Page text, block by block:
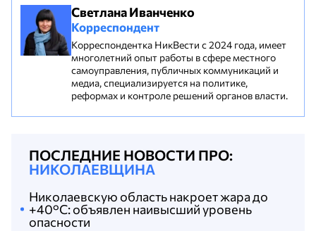
Светлана Иванченко
Корреспондент
Корреспондентка НикВести с 2024 года, имеет
многолетний опыт работы в сфере местного
самоуправления, публичных коммуникаций и
медиа, специализируется на политике,
реформах и контроле решений органов власти.
ПОСЛЕДНИЕ НОВОСТИ ПРО:
НИКОЛАЕВЩИНА
Николаевскую область накроет жара до
+40°C: объявлен наивысший уровень
опасности